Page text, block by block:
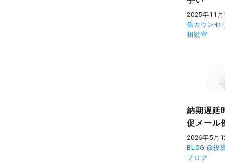
2025年11
係カウンセ
相談室
納期遅延
促メール
2026年5月
BLOG @投
ブログ